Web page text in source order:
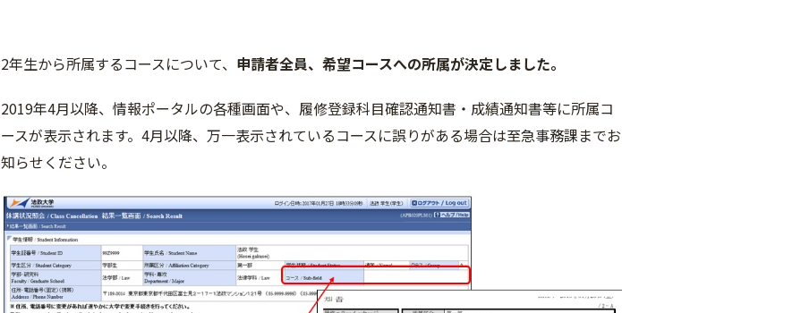
2年生から所属するコースについて、 申請者全員、希望コースへの所属が決定しました。
2019年4月以降、情報ポータルの各種画面や、履修登録科目確認通知書・成績通知書等に所属コ
ースが表示されます。4月以降、万一表示されているコースに誤りがある場合は至急事務課までお
知らせください。